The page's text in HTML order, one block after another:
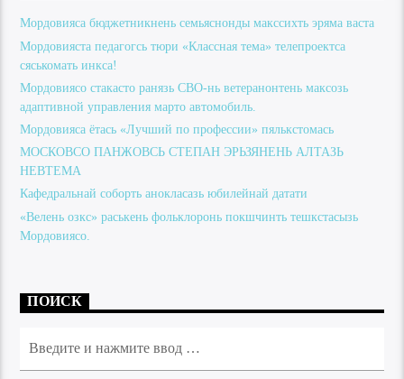
Мордовияса бюджетникнень семьяснонды макссихть эряма васта
Мордовияста педагогсь тюри «Классная тема» телепроектса
сяськомать инкса!
Мордовиясо стакасто ранязь СВО-нь ветеранонтень максозь
адаптивной управления марто автомобиль.
Мордовияса ётась «Лучший по профессии» пялькстомась
МОСКОВСО ПАНЖОВСЬ СТЕПАН ЭРЬЗЯНЕНЬ АЛТАЗЬ
НЕВТЕМА
Кафедральнай соборть анокласазь юбилейнай датати
«Велень озкс» раськень фольклоронь покшчинть тешкстасызь
Мордовиясо.
ПОИСК